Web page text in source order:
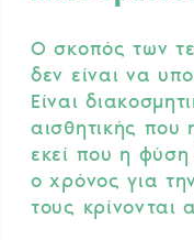
Ο σκοπός των
δεν είναι να
Είναι
αισθητικής που
εκεί που η
ο χρόνος για
τους κρίνονται